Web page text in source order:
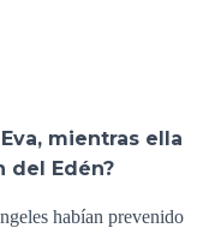
A
G
mientras ella
del Edén?
habían prevenido